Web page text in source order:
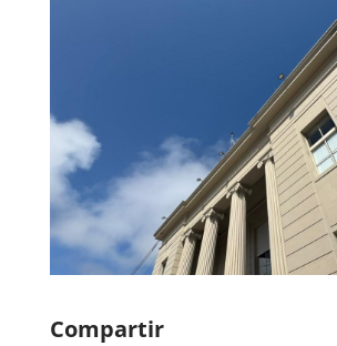
Compartir